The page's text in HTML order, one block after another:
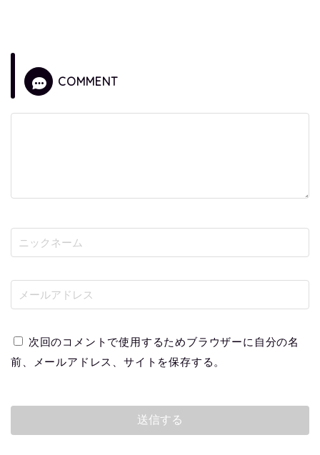
COMMENT
次回のコメントで使用するためブラウザーに自分の名
前、メールアドレス、サイトを保存する。